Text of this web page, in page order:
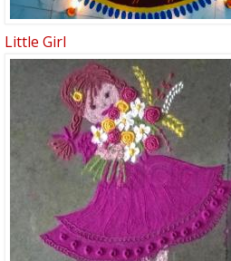
Little Girl